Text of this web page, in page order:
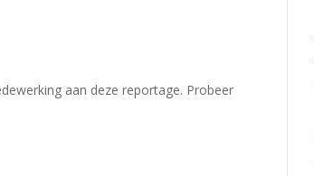
aan deze reportage. Probeer